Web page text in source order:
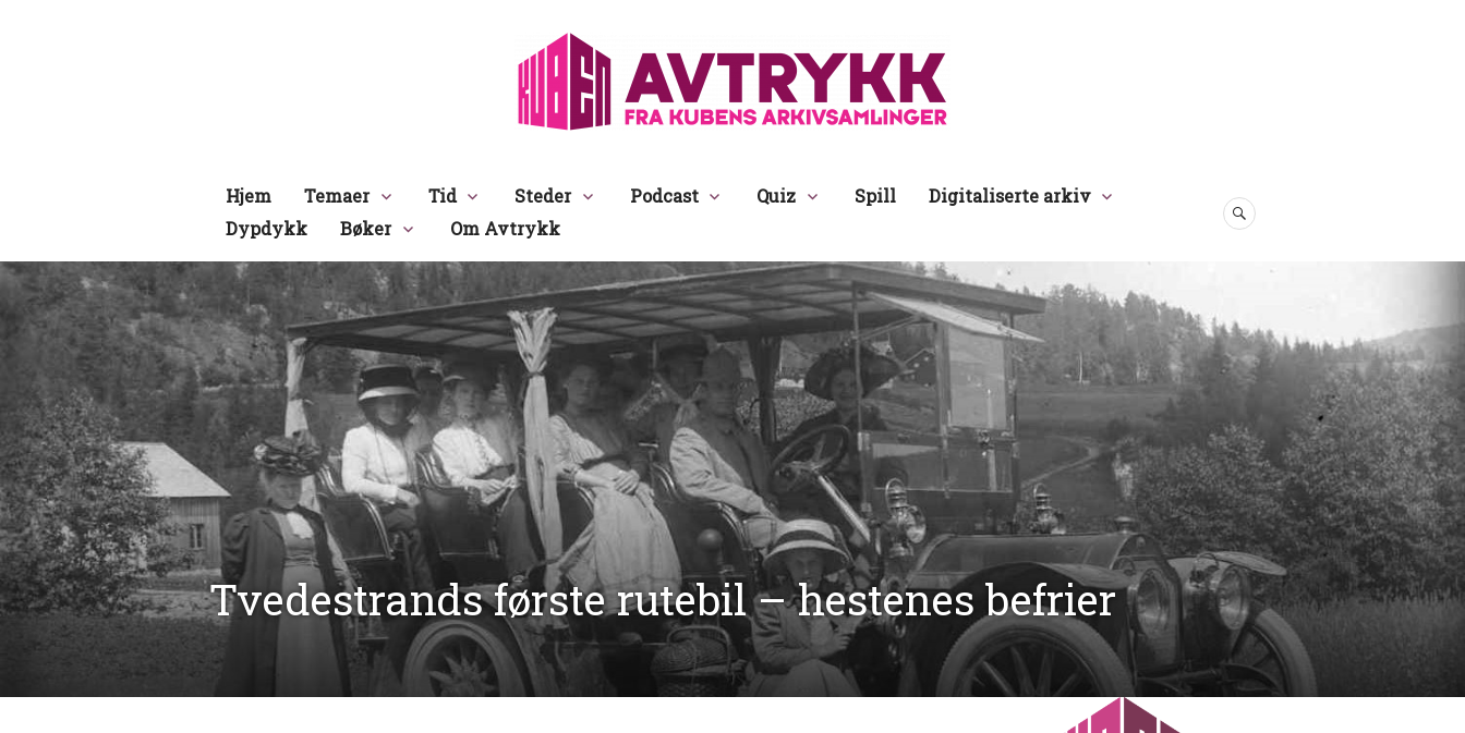
Avtrykk
Hjem Temaer Tid Steder Podcast Quiz Spill
Digitaliserte arkiv
Dypdykk
Bøker Om Avtrykk
SØK
Tvedestrands første rutebil – hestenes befrier